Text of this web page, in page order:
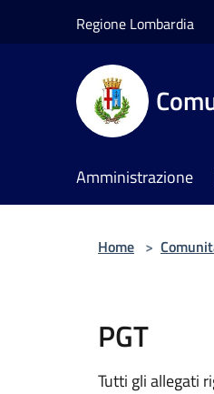
Regione Lombardia
Amministrazione
Home >
PGT
Tutti gli allegati